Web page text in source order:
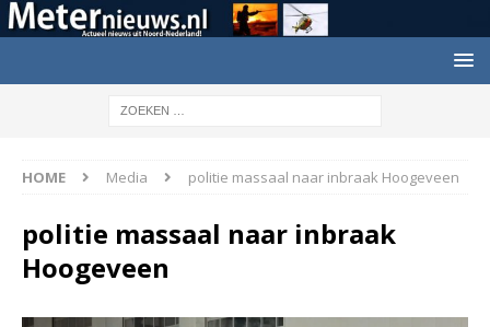
HOME Media politie massaal naar inbraak Hoogeveen
politie massaal naar inbraak
Hoogeveen